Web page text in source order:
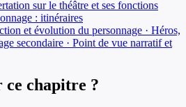
sur le théâtre et ses fonctions
: itinéraires
et évolution du personnage · Héros,
secondaire · Point de vue narratif et
ce chapitre ?